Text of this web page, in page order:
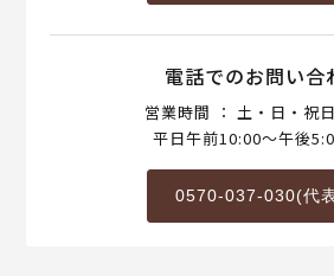
電話でのお問い合
営業時間 ： 土・日・祝
平日午前10:00～午後
0570-037-030(代表